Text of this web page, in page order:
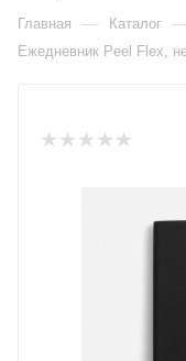
Главная — Каталог
Ежедневник Peel Flex,